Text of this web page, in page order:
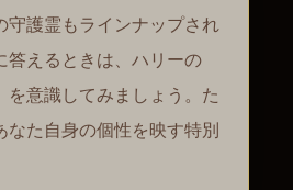
守護霊もラインナップされ
答えるときは、ハリーの
を意識してみましょう。た
なた自身の個性を映す特別